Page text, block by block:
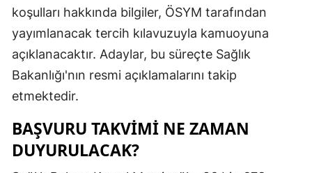
Eskişehir
koşulları hakkında bilgiler, ÖSYM tarafından
yayımlanacak tercih kılavuzuyla kamuoyuna
açıklanacaktır. Adaylar, bu süreçte Sağlık
Bakanlığı'nın resmi açıklamalarını takip
etmektedir.
BAŞVURU TAKVIMI NE ZAMAN
DUYURULACAK?